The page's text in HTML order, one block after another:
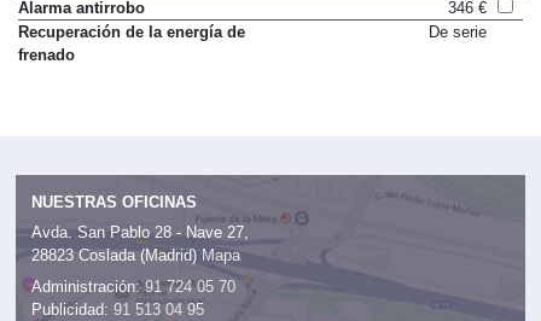
Alarma antirrobo
346 €
Recuperación de la energía de
frenado
De serie
NUESTRAS OFICINAS
Avda. San Pablo 28 - Nave 27,
28823 Coslada (Madrid) Mapa
Administración: 91 724 05 70
Publicidad: 91 513 04 95